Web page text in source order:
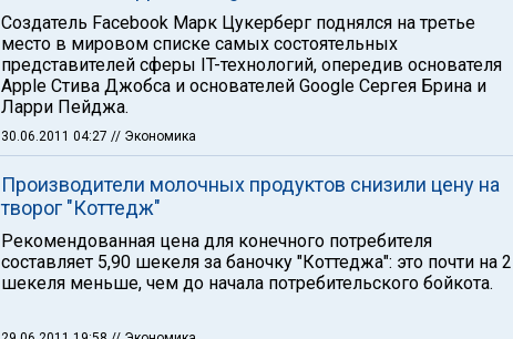
Создатель Facebook Марк Цукерберг поднялся на третье
место в мировом списке самых состоятельных
представителей сферы IT-технологий, опередив основателя
Apple Стива Джобса и основателей Google Сергея Брина и
Ларри Пейджа.
30.06.2011 04:27 // Экономика
Производители молочных продуктов снизили цену на
творог "Коттедж"
Рекомендованная цена для конечного потребителя
составляет 5,90 шекеля за баночку "Коттеджа": это почти на 2
шекеля меньше, чем до начала потребительского бойкота.